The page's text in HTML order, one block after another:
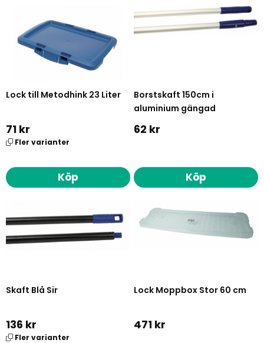
Lock till Metodhink 23 Liter
71 kr
Fler varianter
Köp
Borstskaft 150cm i
aluminium gängad
62 kr
Köp
Skaft Blå Sir
136 kr
Fler varianter
Lock Moppbox Stor 60 cm
471 kr